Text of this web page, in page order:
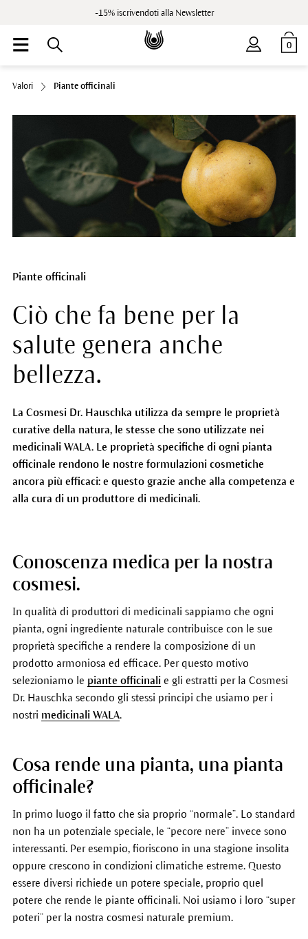
-15% iscrivendoti alla Newsletter
0
Valori Piante officinali
Piante officinali
Ciò che fa bene per la
salute genera anche
bellezza.
La Cosmesi Dr. Hauschka utilizza da sempre le proprietà
curative della natura, le stesse che sono utilizzate nei
medicinali WALA. Le proprietà specifiche di ogni pianta
officinale rendono le nostre formulazioni cosmetiche
ancora più efficaci: e questo grazie anche alla competenza e
alla cura di un produttore di medicinali.
Conoscenza medica per la nostra
cosmesi.
In qualità di produttori di medicinali sappiamo che ogni
pianta, ogni ingrediente naturale contribuisce con le sue
proprietà specifiche a rendere la composizione di un
prodotto armoniosa ed efficace. Per questo motivo
selezioniamo le piante officinalie gli estratti per la Cosmesi
Dr. Hauschka secondo gli stessi principi che usiamo per i
nostri medicinali WALA.
Cosa rende una pianta, una pianta
officinale?
In primo luogo il fatto che sia proprio “normale”. Lo standard
non ha un potenziale speciale, le “pecore nere” invece sono
interessanti. Per esempio, fioriscono in una stagione insolita
oppure crescono in condizioni climatiche estreme. Questo
essere diversi richiede un potere speciale, proprio quel
potere che rende le piante officinali. Noi usiamo i loro “super
poteri” per la nostra cosmesi naturale premium.